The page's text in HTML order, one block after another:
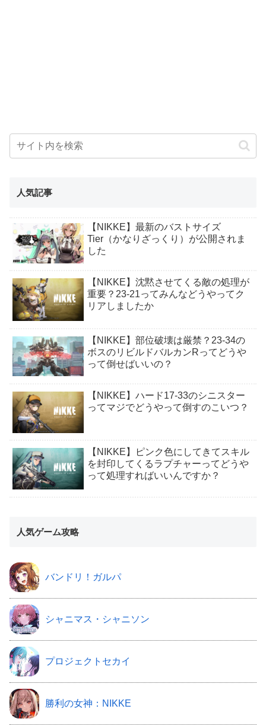
人気記事
【NIKKE】最新のバストサイズ
Tier（かなりざっくり）が公開されま
した
【NIKKE】沈黙させてくる敵の処理が
重要？23-21ってみんなどうやってク
リアしましたか
【NIKKE】部位破壊は厳禁？23-34の
ボスのリビルドバルカンRってどうや
って倒せばいいの？
【NIKKE】ハード17-33のシニスター
ってマジでどうやって倒すのこいつ？
【NIKKE】ピンク色にしてきてスキル
を封印してくるラプチャーってどうや
って処理すればいいんですか？
人気ゲーム攻略
バンドリ！ガルパ
シャニマス・シャニソン
プロジェクトセカイ
勝利の女神：NIKKE